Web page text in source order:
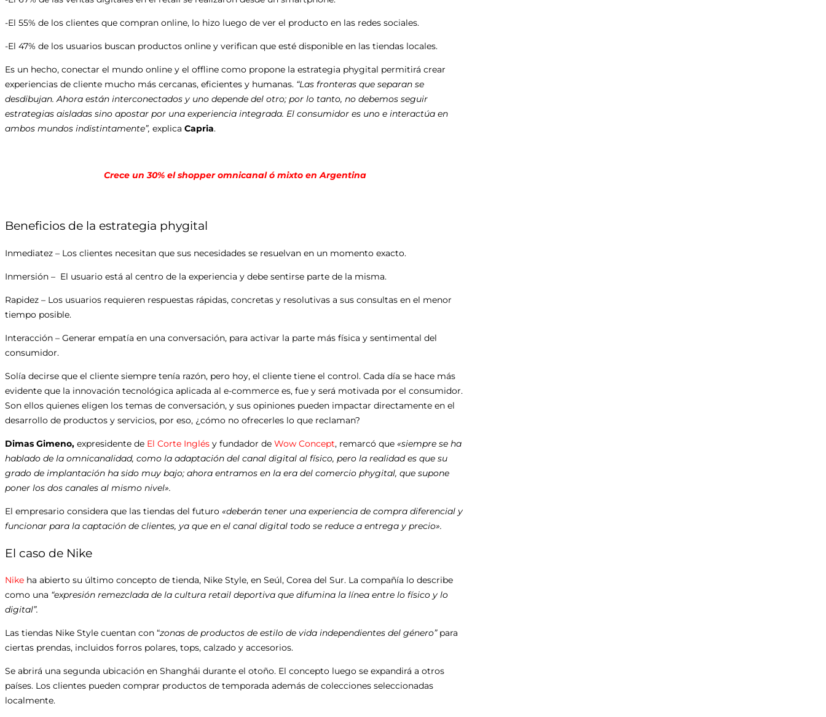
-El 55% de los clientes que compran online, lo hizo luego de ver el producto en las redes sociales.
-El 47% de los usuarios buscan productos online y verifican que esté disponible en las tiendas locales.
Es un hecho, conectar el mundo online y el offline como propone la estrategia phygital permitirá crear
experiencias de cliente mucho más cercanas, eficientes y humanas. “Las fronteras que separan se
desdibujan. Ahora están interconectados y uno depende del otro; por lo tanto, no debemos seguir
estrategias aisladas sino apostar por una experiencia integrada. El consumidor es uno e interactúa en
ambos mundos indistintamente”, explica Capria.
Crece un 30% el shopper omnicanal ó mixto en Argentina
Beneficios de la estrategia phygital
Inmediatez – Los clientes necesitan que sus necesidades se resuelvan en un momento exacto.
Inmersión – El usuario está al centro de la experiencia y debe sentirse parte de la misma.
Rapidez – Los usuarios requieren respuestas rápidas, concretas y resolutivas a sus consultas en el menor
tiempo posible.
Interacción – Generar empatía en una conversación, para activar la parte más física y sentimental del
consumidor.
Solía decirse que el cliente siempre tenía razón, pero hoy, el cliente tiene el control. Cada día se hace más
evidente que la innovación tecnológica aplicada al e-commerce es, fue y será motivada por el consumidor.
Son ellos quienes eligen los temas de conversación, y sus opiniones pueden impactar directamente en el
desarrollo de productos y servicios, por eso, ¿cómo no ofrecerles lo que reclaman?
Dimas Gimeno, expresidente de El Corte Inglés y fundador de Wow Concept, remarcó que «siempre se ha
hablado de la omnicanalidad, como la adaptación del canal digital al físico, pero la realidad es que su
grado de implantación ha sido muy bajo; ahora entramos en la era del comercio phygital, que supone
poner los dos canales al mismo nivel».
El empresario considera que las tiendas del futuro «deberán tener una experiencia de compra diferencial y
funcionar para la captación de clientes, ya que en el canal digital todo se reduce a entrega y precio».
El caso de Nike
Nike ha abierto su último concepto de tienda, Nike Style, en Seúl, Corea del Sur. La compañía lo describe
como una “expresión remezclada de la cultura retail deportiva que difumina la línea entre lo físico y lo
digital”.
Las tiendas Nike Style cuentan con “zonas de productos de estilo de vida independientes del género”para
ciertas prendas, incluidos forros polares, tops, calzado y accesorios.
Se abrirá una segunda ubicación en Shanghái durante el otoño. El concepto luego se expandirá a otros
países. Los clientes pueden comprar productos de temporada además de colecciones seleccionadas
localmente.